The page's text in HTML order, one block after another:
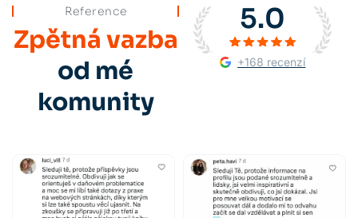
Reference
Zpětná vazba
od mé
komunity
5.0
+168 recenzí